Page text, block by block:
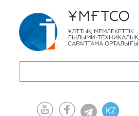
ҰМҒТСО
ҰЛТТЫҚ МЕМЛЕКЕТТІК
ҒЫЛЫМИ-ТЕХНИКАЛЫҚ
САРАПТАМА ОРТАЛЫҒЫ
KZ